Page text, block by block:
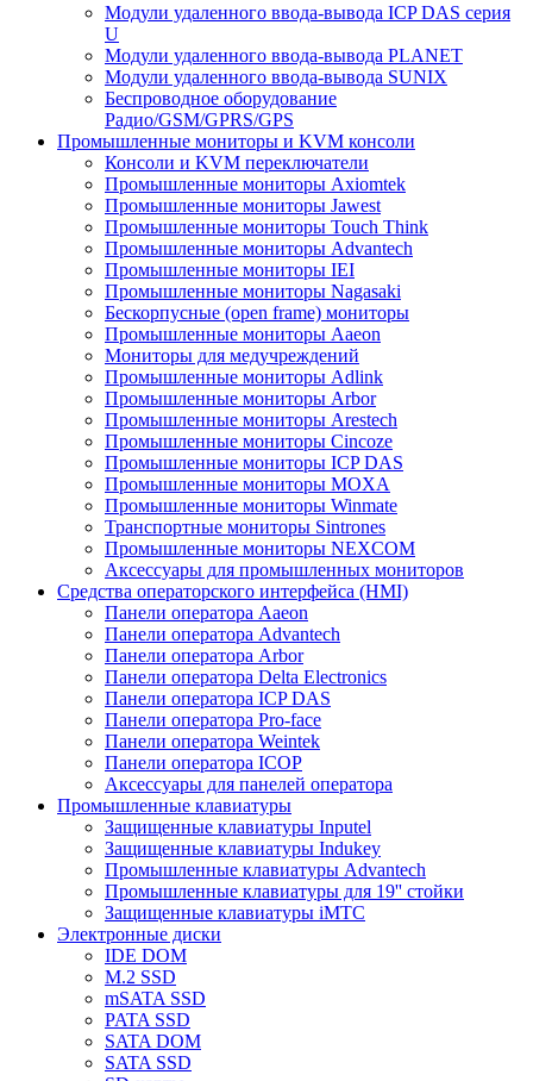
Модули удаленного ввода-вывода ICP DAS серия
U
Модули удаленного ввода-вывода PLANET
Модули удаленного ввода-вывода SUNIX
Беспроводное оборудование
Радио/GSM/GPRS/GPS
Промышленные мониторы и KVM консоли
Консоли и KVM переключатели
Промышленные мониторы Axiomtek
Промышленные мониторы Jawest
Промышленные мониторы Touch Think
Промышленные мониторы Advantech
Промышленные мониторы IEI
Промышленные мониторы Nagasaki
Бескорпусные (open frame) мониторы
Промышленные мониторы Aaeon
Мониторы для медучреждений
Промышленные мониторы Adlink
Промышленные мониторы Arbor
Промышленные мониторы Arestech
Промышленные мониторы Cincoze
Промышленные мониторы ICP DAS
Промышленные мониторы MOXA
Промышленные мониторы Winmate
Транспортные мониторы Sintrones
Промышленные мониторы NEXCOM
Аксессуары для промышленных мониторов
Средства операторского интерфейса (HMI)
Панели оператора Aaeon
Панели оператора Advantech
Панели оператора Arbor
Панели оператора Delta Electronics
Панели оператора ICP DAS
Панели оператора Pro-face
Панели оператора Weintek
Панели оператора ICOP
Аксессуары для панелей оператора
Промышленные клавиатуры
Защищенные клавиатуры Inputel
Защищенные клавиатуры Indukey
Промышленные клавиатуры Advantech
Промышленные клавиатуры для 19'' стойки
Защищенные клавиатуры iMTC
Электронные диски
IDE DOM
M.2 SSD
mSATA SSD
PATA SSD
SATA DOM
SATA SSD